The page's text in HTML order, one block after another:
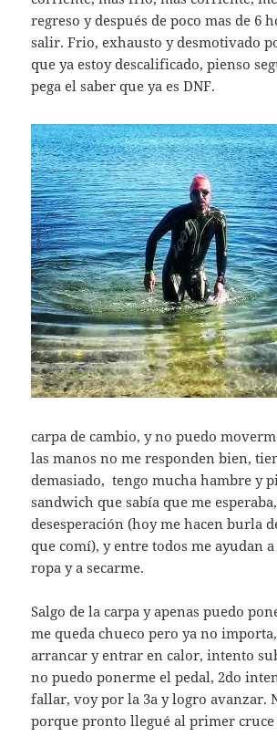
regreso y después de poco mas de 6
salir. Frio, exhausto y desmotivado
que ya estoy descalificado, pienso
pega el saber que ya es DNF.
carpa de cambio, y no puedo
las manos no me responden bien,
demasiado, tengo mucha hambre y
sandwich que sabía que me
desesperación (hoy me hacen burla
que comí), y entre todos me ayudan
ropa y a secarme.
Salgo de la carpa y apenas puedo
me queda chueco pero ya no
arrancar y entrar en calor, intento
no puedo ponerme el pedal, 2do
fallar, voy por la 3a y logro avanzar.
porque pronto llegué al primer